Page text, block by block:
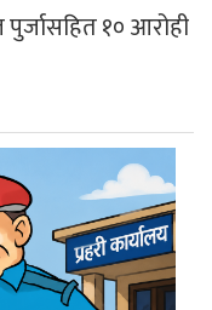
पुर्जासहित १० आरोही